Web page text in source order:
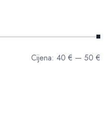
Cijena: 40 € — 50 €